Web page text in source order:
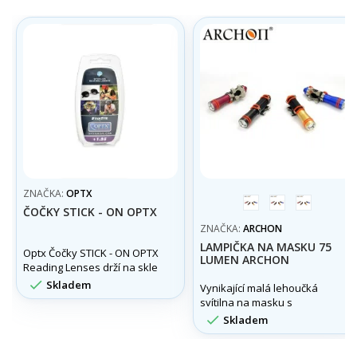
ZNAČKA: OPTX
ČOČKY STICK - ON OPTX
Optx Čočky STICK - ON OPTX
Reading Lenses drží na skle
vlastní adhezí. Možno použít
i do potápěčských masek,
 Skladem
červenámodráblack
ZNAČKA: ARCHON
LAMPIČKA NA MASKU 75
LUMEN ARCHON
Vynikající malá lehoučká
svítilna na masku s
výkonem 75 lumen a
úchytem na řemínek masky.
 Skladem